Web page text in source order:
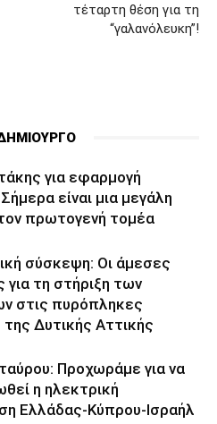
τέταρτη θέση για τη
“γαλανόλευκη”!
για εφαρμογή
είναι μια μεγάλη
πρωτογενή τομέα
σύσκεψη: Οι άμεσες
για τη στήριξη των
στις πυρόπληκες
Δυτικής Αττικής
Προχωράμε για να
η ηλεκτρική
Ελλάδας-Κύπρου-Ισραήλ